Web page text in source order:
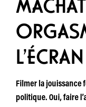
L’ÉCRAN
Filmer la jouissance
politique. Oui, faire